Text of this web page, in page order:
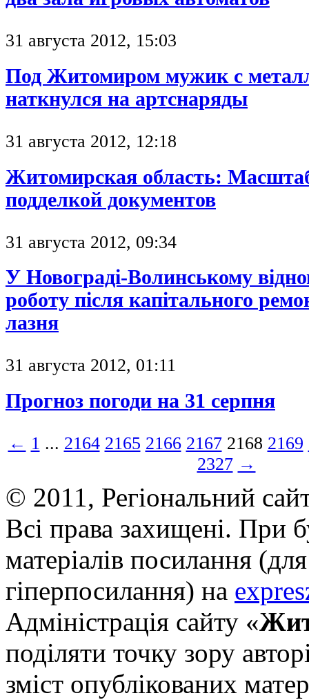
31 августа 2012, 15:03
Под Житомиром мужик с
наткнулся на артснаряды
31 августа 2012, 12:18
Житомирская область:
подделкой документов
31 августа 2012, 09:34
У Новограді-Волинському
роботу після капітального
лазня
31 августа 2012, 01:11
Прогноз погоди на 31 серпня
← 1 ... 2164 2165 2166 2167 2168 2169
2327 →
© 2011, Регіональний
Всі права захищені. При
матеріалів посилання
гіперпосилання) на
Адміністрація сайту «
поділяти точку зору
зміст опублікованих